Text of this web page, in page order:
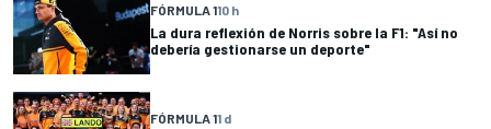
FÓRMULA 110 h
La dura reflexión de Norris sobre la F1: "Así no
debería gestionarse un deporte"
FÓRMULA 11 d